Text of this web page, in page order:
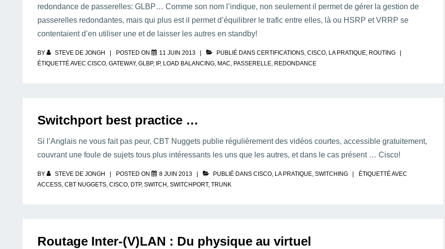
redondance de passerelles: GLBP… Comme son nom l’indique, non seulement il permet de gérer la gestion de
passerelles redondantes, mais qui plus est il permet d’équilibrer le trafic entre elles, là ou HSRP et VRRP se
contentaient d’en utiliser une et de laisser les autres en standby!
BY STEVE DE JONGH POSTED ON 11 JUIN 2013 PUBLIÉ DANS CERTIFICATIONS, CISCO, LA PRATIQUE, ROUTING
ÉTIQUETTÉ AVEC CISCO, GATEWAY, GLBP, IP, LOAD BALANCING, MAC, PASSERELLE, REDONDANCE
Switchport best practice …
Si l’Anglais ne vous fait pas peur, CBT Nuggets publie régulièrement des vidéos courtes, accessible gratuitement,
couvrant une foule de sujets tous plus intéressants les uns que les autres, et dans le cas présent … Cisco!
BY STEVE DE JONGH POSTED ON 8 JUIN 2013 PUBLIÉ DANS CISCO, LA PRATIQUE, SWITCHING
ÉTIQUETTÉ AVEC
ACCESS, CBT NUGGETS, CISCO, DTP, SWITCH, SWITCHPORT, TRUNK
Routage Inter-(V)LAN : Du physique au virtuel